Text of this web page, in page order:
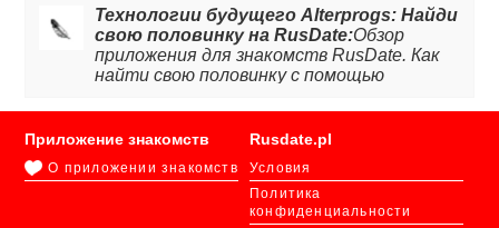
иностранного языка. Читайте статью,
чтобы узнать подробней.
Технологии будущего Alterprogs: Найди
свою половинку на RusDate:Обзор
приложения для знакомств RusDate. Как
найти свою половинку с помощью
Rusdate.pl
Условия
Политика
конфиденциальности
Приложение знакомств
О приложении знакомств